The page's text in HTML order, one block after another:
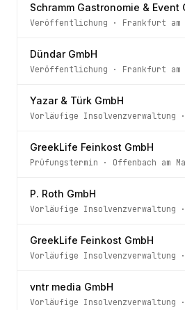
Schramm Gastronomie & Event
Veröffentlichung · Frankfurt am
Dündar GmbH
Veröffentlichung · Frankfurt am
Yazar & Türk GmbH
Vorläufige Insolvenzverwaltung ·
GreekLife Feinkost GmbH
Prüfungstermin · Offenbach am
P. Roth GmbH
Vorläufige Insolvenzverwaltung ·
GreekLife Feinkost GmbH
Vorläufige Insolvenzverwaltung ·
vntr media GmbH
Vorläufige Insolvenzverwaltung ·